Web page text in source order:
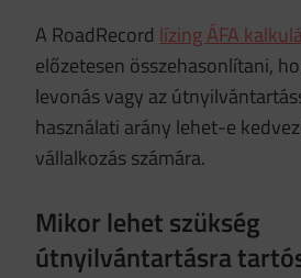
A RoadRecord lízing ÁFA
előzetesen összehasonlítani,
levonás vagy az
használati arány lehet-e
vállalkozás számára.
Mikor lehet szükség
útnyilvántartásra